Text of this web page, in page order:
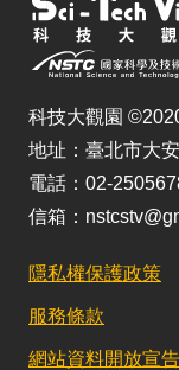
科技大觀園
地址：臺北市大
電話：02-
信箱：
隱私權保護政策
服務條款
網站資料開放宣告